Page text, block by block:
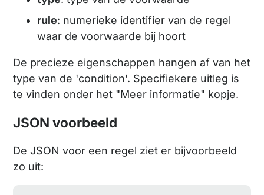
rule: numerieke identifier van de regel
waar de voorwaarde bij hoort
De precieze eigenschappen hangen af van het
type van de 'condition'. Specifiekere uitleg is
te vinden onder het "Meer informatie" kopje.
JSON voorbeeld
De JSON voor een regel ziet er bijvoorbeeld
zo uit: